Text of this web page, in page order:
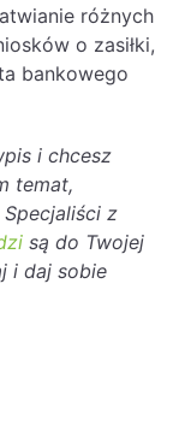
różnych
o zasiłki,
bankowego
i chcesz
temat,
z
są do Twojej
i daj sobie